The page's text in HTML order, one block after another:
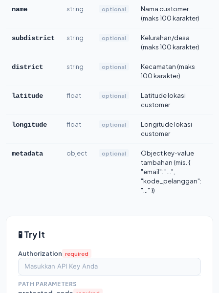
name string optional
Nama customer
(maks 100 karakter)
subdistrict string optional
Kelurahan/desa
(maks 100 karakter)
district string optional
Kecamatan (maks
100 karakter)
latitude float optional
Latitude lokasi
customer
longitude float optional
Longitude lokasi
customer
metadata object optional
Object key-value
tambahan (mis. {
"email": "...",
"kode_pelanggan":
"..." })
🧪 Try It
Authorization required
PATH PARAMETERS